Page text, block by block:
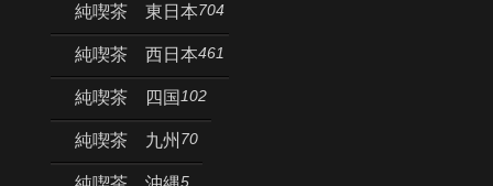
純喫茶 東日本704
純喫茶 西日本461
純喫茶 四国 102
純喫茶 九州 70
5